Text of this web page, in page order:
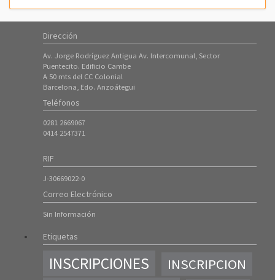
Dirección
Av. Jorge Rodríguez Antigua Av. Intercomunal, Sector
Puentecito. Edificio Cambe
A 50 mts del CC Colonial
Barcelona, Edo. Anzoátegui
Teléfonos
0281 2669067
0414 2547371
RIF
J-30669022-0
Correo Electrónico
Sin Información
Etiquetas
INSCRIPCIONES INSCRIPCION